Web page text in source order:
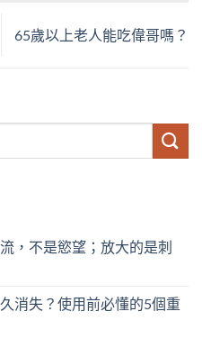
65歲以上老人能吃偉哥嗎？
，不是慾望；放大的是刺
消失？使用前必懂的5個重